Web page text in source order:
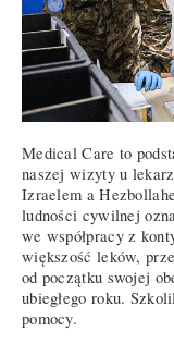
Medical Care to
naszej wizyty u
Izraelem a
ludności cywilnej
we współpracy z
większość leków,
od początku swojej
ubiegłego roku.
pomocy.